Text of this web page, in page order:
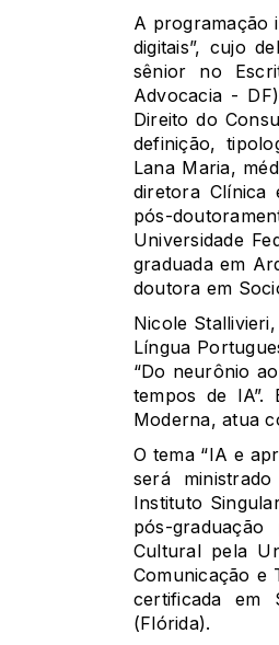
A programação
digitais”, cujo
sênior no
Advocacia -
Direito do
definição,
Lana Maria,
diretora Clínica
pós-
Universidade
graduada em
doutora em
Nicole
Língua
“Do neurônio
tempos de IA”.
Moderna, atua
O tema “IA e
será
Instituto
pós-
Cultural pela
Comunicação e
certificada em
(Flórida).